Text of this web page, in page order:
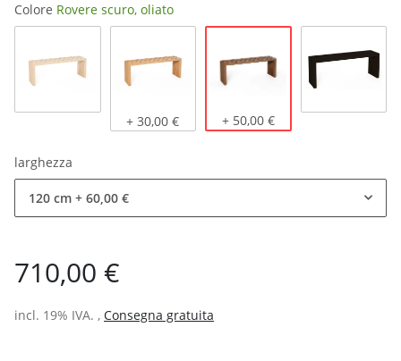
Colore Rovere scuro, oliato
Rovere naturaleRovere chiaro, oliato
+ 30,00 € Rovere scuro, oliato
+ 50,00 €
larghezza
120 cm + 60,00 €
710,00 €
incl. 19% IVA. , Consegna gratuita